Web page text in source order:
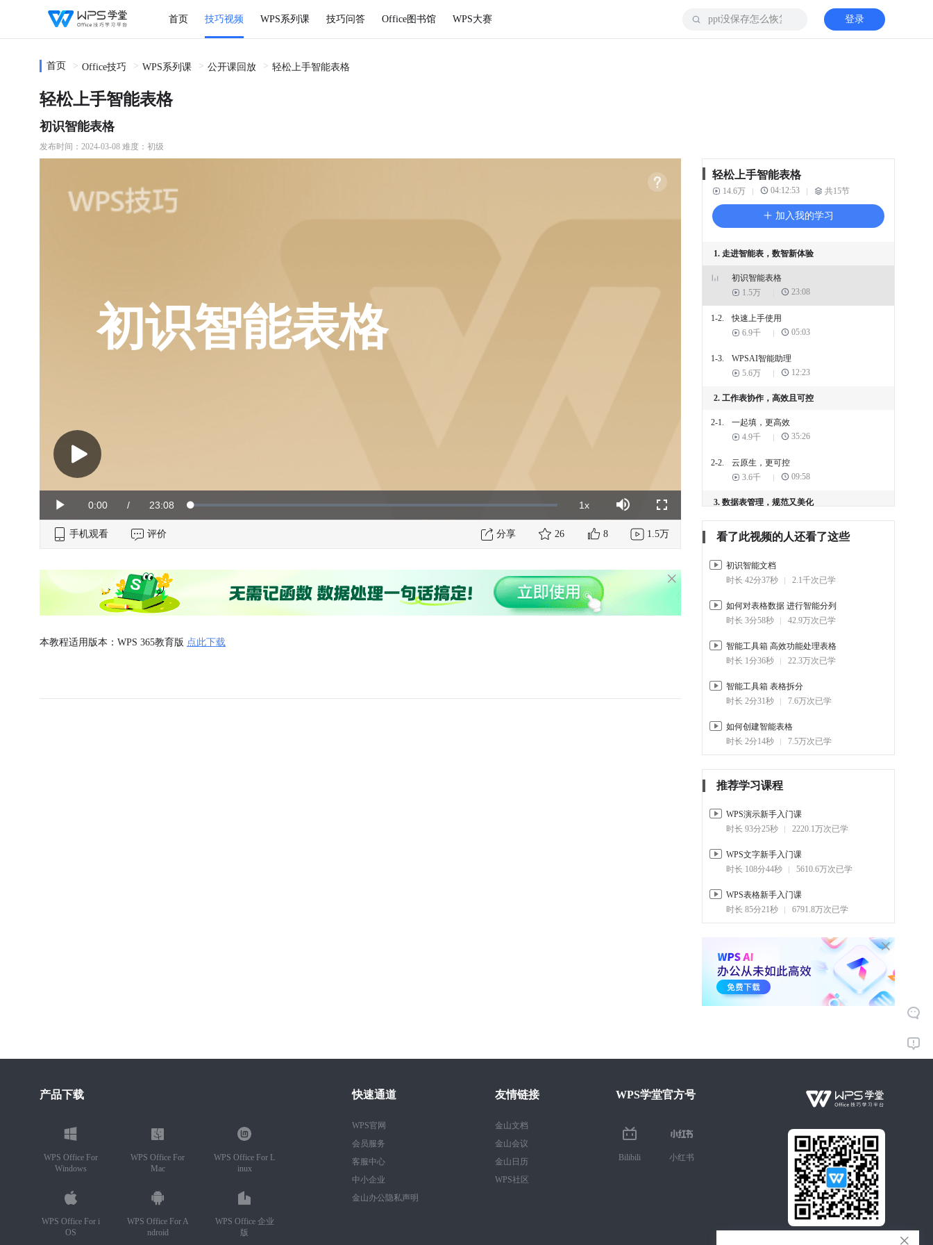
首页 技巧视频 WPS系列课 技巧问答 Office图书馆 WPS大赛 登录
首页 Office技巧 WPS系列课 公开课回放 轻松上手智能表格
轻松上手智能表格
初识智能表格
发布时间：2024-03-08 难度：初级
Play Current
Time
0:00 / Duration
23:08 Loaded:
0%
1xPlayback
Rate
Mute Fullscreen
初识智能表格
手机观看 评价 分享 26 8 1.5万
本教程适用版本：WPS 365教育版 点此下载
轻松上手智能表格
14.6万 04:12:53 共15节
加入我的学习
1. 走进智能表，数智新体验
初识智能表格
1.5万
23:08
1-2.
快速上手使用
6.9千
05:03
1-3.
WPSAI智能助理
5.6万
12:23
2. 工作表协作，高效且可控
2-1.
一起填，更高效
4.9千
35:26
2-2.
云原生，更可控
3.6千
09:58
3. 数据表管理，规范又美化
5.7千
18:28
3-2.
数据表入门
7.1千
13:23
3-3.
数据录入规范化
9.7千
21:24
3-4.
数据管理结构化
4.6千
22:21
4. 场景化应用，轻松搭系统
6.3千
08:39
4-3.
场景实操2
实战案例
5. 动态仪表盘，稳坐驾驶舱
5-1.
仪表盘简介
5.8千
12:39
5.2千
看了此视频的人还看了这些
初识智能文档
时长 42分37秒
2.1千次已学
如何对表格数据 进行智能分列
时长 3分58秒
42.9万次已学
智能工具箱 高效功能处理表格
时长 1分36秒
22.3万次已学
智能工具箱 表格拆分
时长 2分31秒
7.6万次已学
如何创建智能表格
时长 2分14秒
7.5万次已学
推荐学习课程
WPS演示新手入门课
时长 93分25秒
2220.1万次已学
WPS文字新手入门课
时长 108分44秒
5610.6万次已学
WPS表格新手入门课
时长 85分21秒
6791.8万次已学
产品下载
WPS Office For
Windows
WPS Office For
Mac
WPS Office For L
inux
WPS Office For i
OS
WPS Office For A
ndroid
WPS Office 企业
版
快速通道
WPS官网
会员服务
客服中心
中小企业
金山办公隐私声明
友情链接
金山文档
金山会议
金山日历
WPS社区
WPS学堂官方号
Bilibili 小红书